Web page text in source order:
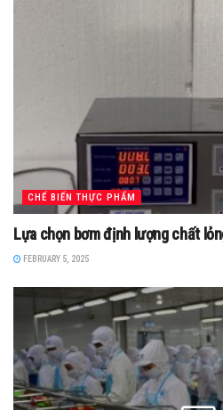
CHẾ BIẾN THỰC PHẨM
Lựa chọn bơm định lượng chất
FEBRUARY 5, 2025